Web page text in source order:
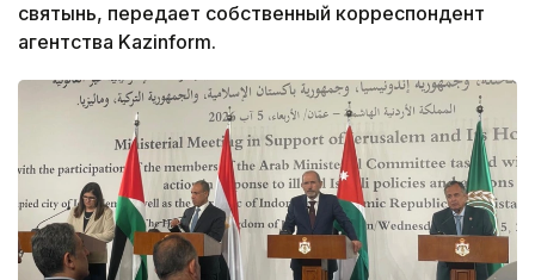
святынь, передает собственный корреспондент
агентства Kazinform.